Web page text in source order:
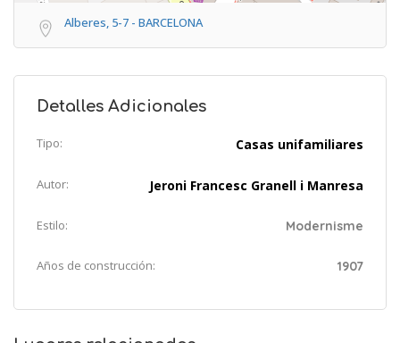
Alberes, 5-7 - BARCELONA
Detalles Adicionales
Tipo: Casas unifamiliares
Autor: Jeroni Francesc Granell i Manresa
Estilo: Modernisme
Años de construcción: 1907